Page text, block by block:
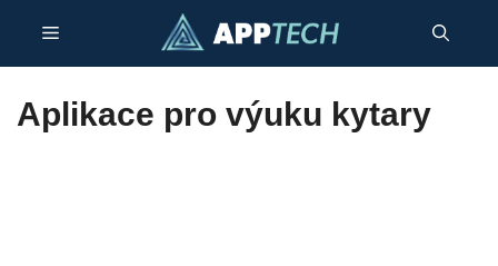
obsah
Menu
Aplikace pro výuku kytary